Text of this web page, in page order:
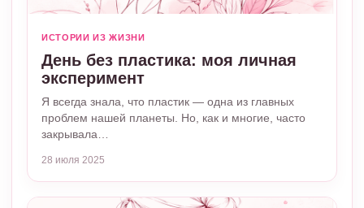
ИСТОРИИ ИЗ ЖИЗНИ
День без пластика: моя личная
эксперимент
Я всегда знала, что пластик — одна из главных
проблем нашей планеты. Но, как и многие, часто
закрывала…
28 июля 2025